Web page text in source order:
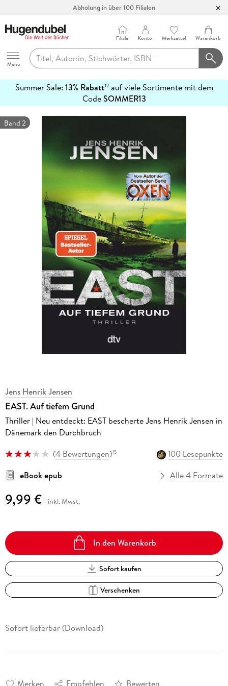
Abholung in über 100 Filialen
Hugendubel
Menu
Filiale Konto Merkzettel Warenkorb
Summer Sale: 13% Rabatt12auf viele Sortimente mit dem
CodeSOMMER13
erfahren
Band 2
Jens Henrik Jensen
EAST. Auf tiefem Grund
Thriller | Neu entdeckt: EAST bescherte Jens Henrik Jensen in
Dänemark den Durchbruch
(4 Bewertungen)15
100 Lesepunkte
eBook epub
Alle 4 Formate
9,99 € inkl. Mwst.
In den Warenkorb
Sofort kaufen
Verschenken
Sofort lieferbar (Download)
Merken Empfehlen Bewerten